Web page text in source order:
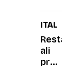
kužka,
ki se
uči
hoditi
ITALIJA
ali